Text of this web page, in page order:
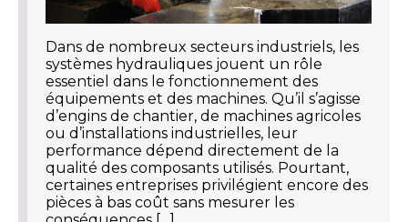
Dans de nombreux secteurs industriels, les
systèmes hydrauliques jouent un rôle
essentiel dans le fonctionnement des
équipements et des machines. Qu’il s’agisse
d’engins de chantier, de machines agricoles
ou d’installations industrielles, leur
performance dépend directement de la
qualité des composants utilisés. Pourtant,
certaines entreprises privilégient encore des
pièces à bas coût sans mesurer les